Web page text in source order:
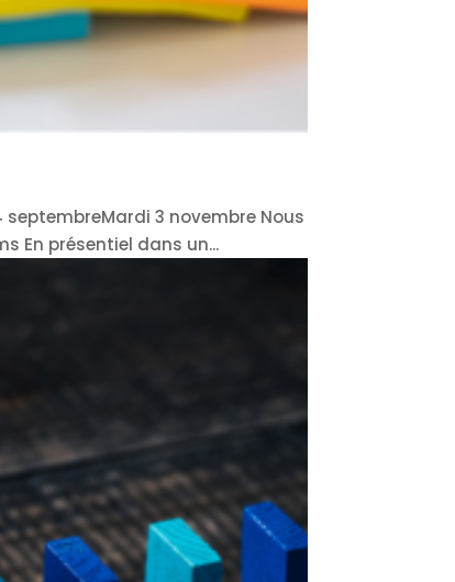
3 novembre Nous
En présentiel dans un...